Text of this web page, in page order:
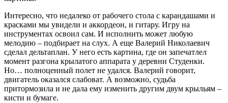
Интересно, что недалеко от рабочего стола с карандашами и
красками мы увидели и аккордеон, и гитару. Игру на
инструментах освоил сам. И исполнить может любую
мелодию – подбирает на слух. А еще Валерий Николаевич
сделал дельтаплан. У него есть картина, где он запечатлел
момент разгона крылатого аппарата у деревни Студенки.
Но… полноценный полет не удался. Валерий говорит,
двигатель оказался слабоват. А возможно, судьба
притормозила и не дала ему изменить другим двум крыльям –
кисти и бумаге.